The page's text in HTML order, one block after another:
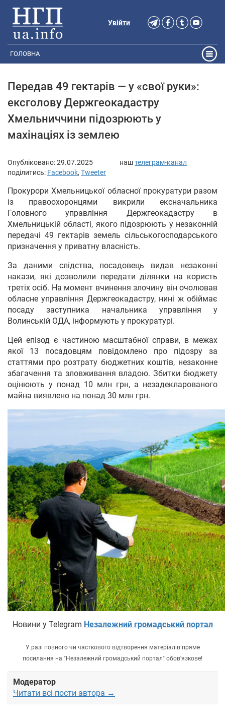
Увійти
ГОЛОВНА
Передав 49 гектарів — у «свої руки»:
ексголову Держгеокадастру
Хмельниччини підозрюють у
махінаціях із землею
Опубліковано:29.07.2025 наштелеграм-канал
поділитись: Facebook, Tweeter
Прокурори Хмельницької обласної прокуратури разом
із правоохоронцями викрили ексначальника
Головного управління Держгеокадастру в
Хмельницькій області, якого підозрюють у незаконній
передачі 49 гектарів земель сільськогосподарського
призначення у приватну власність.
За даними слідства, посадовець видав незаконні
накази, які дозволили передати ділянки на користь
третіх осіб. На момент вчинення злочину він очолював
обласне управління Держгеокадастру, нині ж обіймає
посаду заступника начальника управління у
Волинській ОДА, інформують у прокуратурі.
Цей епізод є частиною масштабної справи, в межах
якої 13 посадовцям повідомлено про підозру за
статтями про розтрату бюджетних коштів, незаконне
збагачення та зловживання владою. Збитки бюджету
оцінюють у понад 10 млн грн, а незадекларованого
майна виявлено на понад 30 млн грн.
Новини у Telegram Незалежний громадський портал
У разі повного чи часткового відтворення матеріалів пряме
посилання на "Незалежний громадський портал" обов'язкове!
Модератор
Читати всі пости автора →